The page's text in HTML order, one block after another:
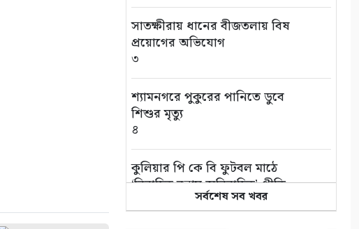
সাতক্ষীরায় ধানের বীজতলায় বিষ
প্রয়োগের অভিযোগ
৩
শ্যামনগরে পুকুরের পানিতে ডুবে
শিশুর মৃত্যু
৪
কুলিয়ার পি কে বি ফুটবল মাঠে
‘বিবাহিত বনাম অবিবাহিত’ প্রীতি
৫
সর্বশেষ সব খবর